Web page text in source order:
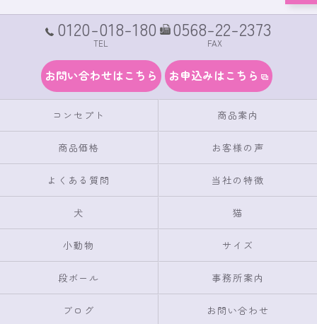
0120-018-180
TEL
0568-22-2373
FAX
お問い合わせはこちら お申込みはこちら
コンセプト 商品案内
商品価格 お客様の声
よくある質問 当社の特徴
犬 猫
小動物 サイズ
段ボール 事務所案内
ブログ お問い合わせ